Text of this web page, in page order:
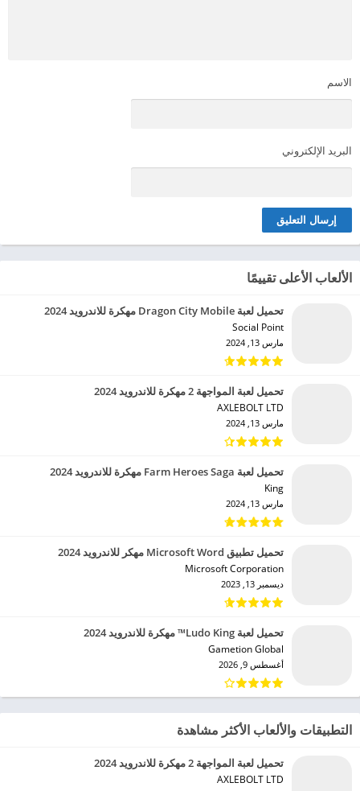
الاسم
البريد الإلكتروني
الألعاب الأعلى تقييمًا
تحميل لعبة Dragon City Mobile مهكرة للاندرويد 2024
Social Point‏
مارس 13, 2024
تحميل لعبة المواجهة 2 مهكرة للاندرويد 2024
AXLEBOLT LTD‏
مارس 13, 2024
تحميل لعبة Farm Heroes Saga مهكرة للاندرويد 2024
King‏
مارس 13, 2024
تحميل تطبيق Microsoft Word مهكر للاندرويد 2024
Microsoft Corporation‏
ديسمبر 13, 2023
تحميل لعبة Ludo King™ مهكرة للاندرويد 2024
Gametion Global‏
أغسطس 9, 2026
التطبيقات والألعاب الأكثر مشاهدة
تحميل لعبة المواجهة 2 مهكرة للاندرويد 2024
AXLEBOLT LTD‏